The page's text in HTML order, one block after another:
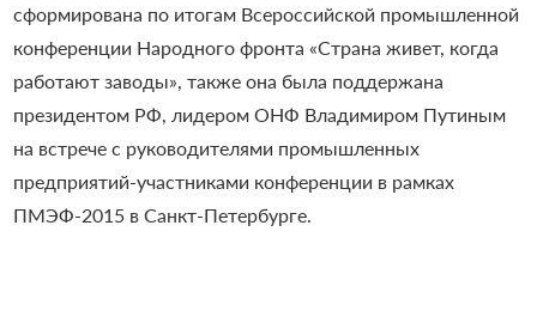
сформирована по итогам Всероссийской промышленной
конференции Народного фронта «Страна живет, когда
работают заводы», также она была поддержана
президентом РФ, лидером ОНФ Владимиром Путиным
на встрече с руководителями промышленных
предприятий-участниками конференции в рамках
ПМЭФ-2015 в Санкт-Петербурге.